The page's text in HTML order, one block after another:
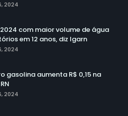
2024
com maior volume de água
em 12 anos, diz Igarn
2024
gasolina aumenta R$ 0,15 na
2024